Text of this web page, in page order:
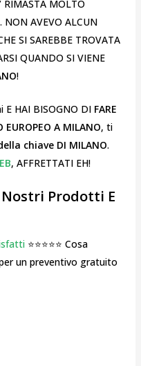
RIMASTA MOLTO
NON AVEVO ALCUN
SI SAREBBE TROVATA
QUANDO SI VIENE
!
E HAI BISOGNO DI FARE
EUROPEO A MILANO, ti
chiave DI MILANO.
, AFFRETTATI EH!
Prodotti E
⭐⭐⭐⭐⭐ Cosa
un preventivo gratuito